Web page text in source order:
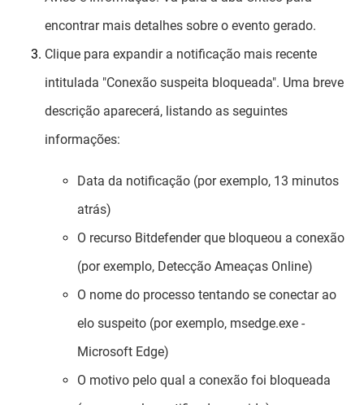
encontrar mais detalhes sobre o evento gerado.
Clique para expandir a notificação mais recente
intitulada "Conexão suspeita bloqueada". Uma breve
descrição aparecerá, listando as seguintes
informações:
Data da notificação (por exemplo, 13 minutos
atrás)
O recurso Bitdefender que bloqueou a conexão
(por exemplo, Detecção Ameaças Online)
O nome do processo tentando se conectar ao
elo suspeito (por exemplo, msedge.exe -
Microsoft Edge)
O motivo pelo qual a conexão foi bloqueada